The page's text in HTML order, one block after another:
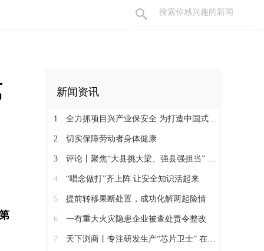
新闻资讯
1 全力抓项目兴产业保安全 为打造中国式现代化县域示范作出更大贡献
2 切实保障劳动者身体健康
3 评论丨聚焦“大县挑大梁、强县强担当” 保持定力真抓实干奋发作为
4 “唱念做打”齐上阵 让安全知识活起来
5 提前转移果断处置，成功化解两起险情
6 一有重大火灾隐患企业被查处责令整改
7 天下浏商丨专注研发生产“芯片卫士” 在半导体红海中搏出“隐形冠军”